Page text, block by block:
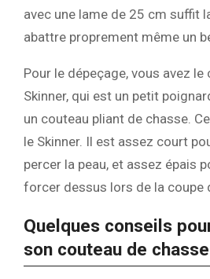
avec une lame de 25 cm suffit
abattre proprement même un
Pour le dépeçage, vous avez le
Skinner, qui est un petit
un couteau pliant de chasse.
le Skinner. Il est assez court
percer la peau, et assez épais
forcer dessus lors de la coupe
Quelques conseils
son couteau de chasse